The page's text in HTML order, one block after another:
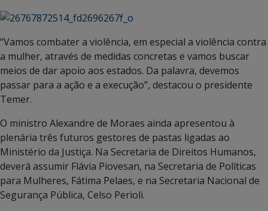
“Vamos combater a violência, em especial a violência contra
a mulher, através de medidas concretas e vamos buscar
meios de dar apoio aos estados. Da palavra, devemos
passar para a ação e a execução”, destacou o presidente
Temer.
O ministro Alexandre de Moraes ainda apresentou à
plenária três futuros gestores de pastas ligadas ao
Ministério da Justiça. Na Secretaria de Direitos Humanos,
deverá assumir Flávia Piovesan, na Secretaria de Políticas
para Mulheres, Fátima Pelaes, e na Secretaria Nacional de
Segurança Pública, Celso Perioli.